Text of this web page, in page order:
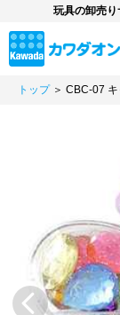
玩具の卸売り
トップ＞ CBC-07